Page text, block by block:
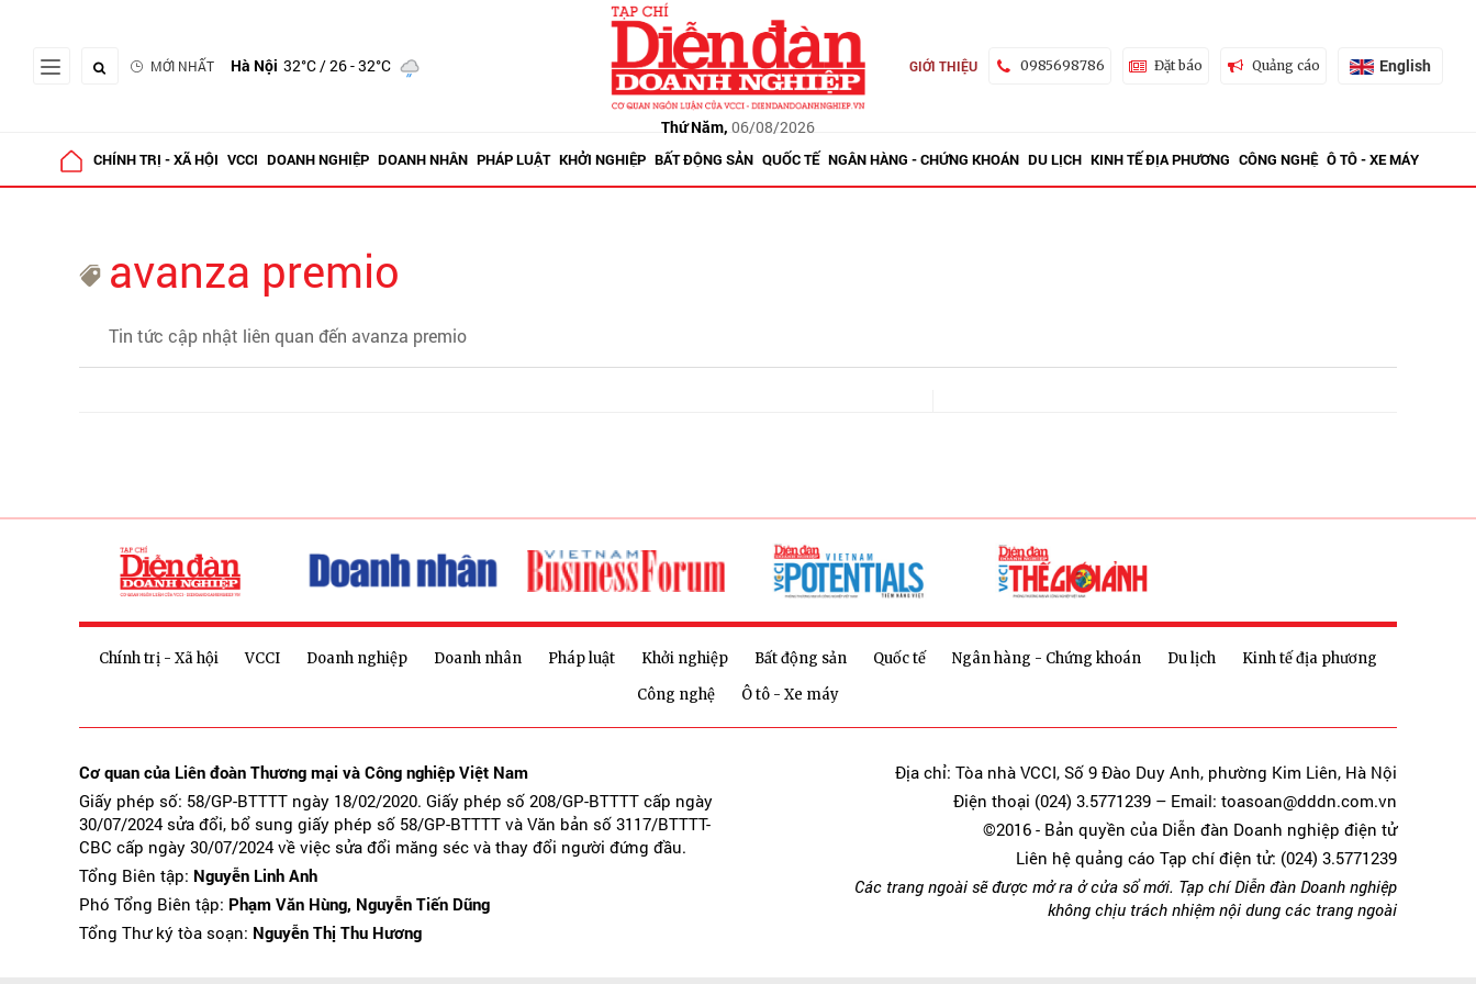
MỚI NHẤT Hà Nội 32°C/ 26 - 32°C
Thứ Năm, 06/08/2026
GIỚI THIỆU 0985698786 Đặt báo Quảng cáo English
CHÍNH TRỊ - XÃ HỘI VCCI DOANH NGHIỆP DOANH NHÂN PHÁP LUẬT KHỞI NGHIỆP BẤT ĐỘNG SẢN QUỐC TẾ NGÂN HÀNG - CHỨNG KHOÁN DU LỊCH KINH TẾ ĐỊA PHƯƠNG CÔNG NGHỆ Ô TÔ - XE MÁY
avanza premio
Tin tức cập nhật liên quan đến avanza premio
Chính trị - Xã hội VCCI Doanh nghiệp Doanh nhân Pháp luật Khởi nghiệp Bất động sản Quốc tế Ngân hàng - Chứng khoán Du lịch
Kinh tế địa phương
Công nghệ
Ô tô - Xe máy
Cơ quan của Liên đoàn Thương mại và Công nghiệp Việt Nam
Giấy phép số: 58/GP-BTTTT ngày 18/02/2020. Giấy phép số 208/GP-BTTTT cấp ngày
30/07/2024 sửa đổi, bổ sung giấy phép số 58/GP-BTTTT và Văn bản số 3117/BTTTT-
CBC cấp ngày 30/07/2024 về việc sửa đổi măng séc và thay đổi người đứng đầu.
Tổng Biên tập: Nguyễn Linh Anh
Phó Tổng Biên tập: Phạm Văn Hùng, Nguyễn Tiến Dũng
Tổng Thư ký tòa soạn: Nguyễn Thị Thu Hương
Địa chỉ: Tòa nhà VCCI, Số 9 Đào Duy Anh, phường Kim Liên, Hà Nội
Điện thoại (024) 3.5771239 – Email: toasoan@dddn.com.vn
©2016 - Bản quyền của Diễn đàn Doanh nghiệp điện tử
Liên hệ quảng cáo Tạp chí điện tử: (024) 3.5771239
Các trang ngoài sẽ được mở ra ở cửa sổ mới. Tạp chí Diễn đàn Doanh nghiệp
không chịu trách nhiệm nội dung các trang ngoài